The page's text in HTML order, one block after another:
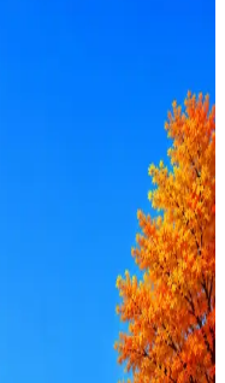
просит войти через
код или пароль,
— это мошенники.